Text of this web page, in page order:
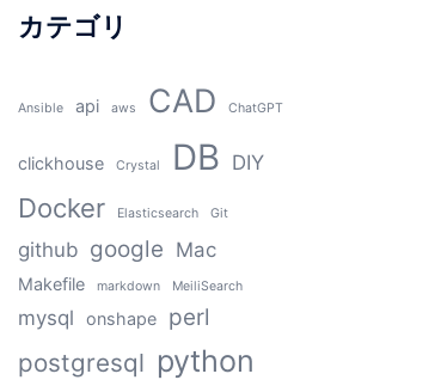
カテゴリ
Ansible api aws CAD ChatGPT
clickhouse Crystal DB DIY
Docker Elasticsearch Git
github google Mac
Makefile markdown MeiliSearch
mysql onshape perl
postgresql python